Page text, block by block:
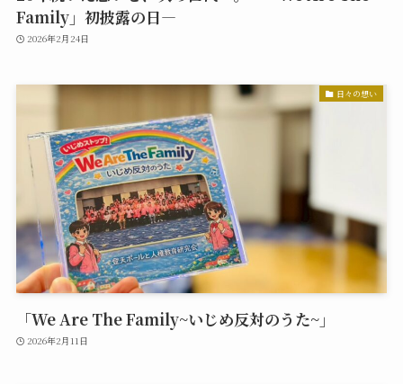
Family」初披露の日―
2026年2月24日
日々の想い
「We Are The Family~いじめ反対のうた~」
2026年2月11日